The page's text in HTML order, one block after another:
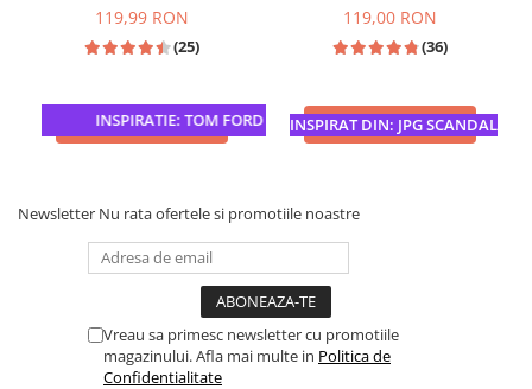
INSPIRATIE: TOM FORD TOBACCO VANILLE
119,99 RON
(25)
ADAUGA IN COS INSPIRAT DIN: JPG SCANDAL
119,00 RON
(36)
ADAUGA IN COS
Newsletter Nu rata ofertele si promotiile noastre
Vreau sa primesc newsletter cu promotiile
magazinului. Afla mai multe in Politica de
Confidentialitate